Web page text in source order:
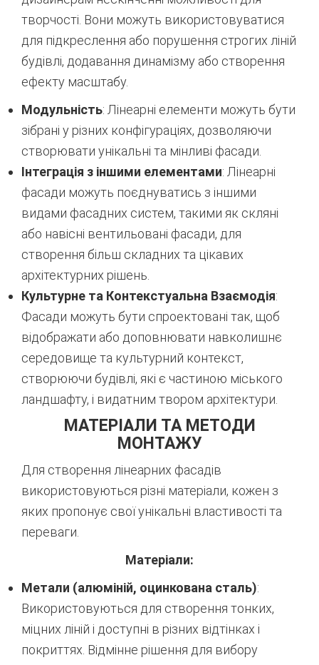
творчості. Вони можуть використовуватися
для підкреслення або порушення строгих ліній
будівлі, додавання динамізму або створення
ефекту масштабу.
Модульність: Лінеарні елементи можуть бути
зібрані у різних конфігураціях, дозволяючи
створювати унікальні та мінливі фасади.
Інтеграція з іншими елементами: Лінеарні
фасади можуть поєднуватись з іншими
видами фасадних систем, такими як скляні
або навісні вентильовані фасади, для
створення більш складних та цікавих
архітектурних рішень.
Культурне та Контекстуальна Взаємодія:
Фасади можуть бути спроектовані так, щоб
відображати або доповнювати навколишнє
середовище та культурний контекст,
створюючи будівлі, які є частиною міського
ландшафту, і видатним твором архітектури.
МАТЕРІАЛИ ТА МЕТОДИ
МОНТАЖУ
Для створення лінеарних фасадів
використовуються різні матеріали, кожен з
яких пропонує свої унікальні властивості та
переваги.
Матеріали:
Метали (алюміній, оцинкована сталь):
Використовуються для створення тонких,
міцних ліній і доступні в різних відтінках і
покриттях. Відмінне рішення для вибору